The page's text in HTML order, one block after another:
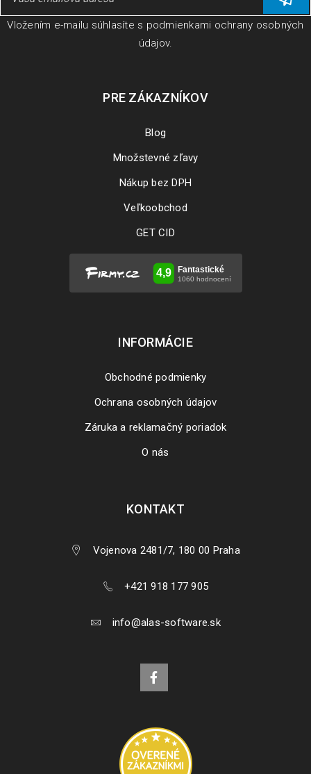
Vložením e-mailu súhlasíte s podmienkami ochrany osobných
údajov.
PRE ZÁKAZNÍKOV
Blog
Množstevné zľavy
Nákup bez DPH
Veľkoobchod
GET CID
INFORMÁCIE
Obchodné podmienky
Ochrana osobných údajov
Záruka a reklamačný poriadok
O nás
KONTAKT
Vojenova 2481/7, 180 00 Praha
+421 918 177 905
info@alas-software.sk